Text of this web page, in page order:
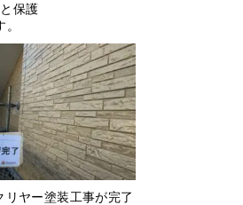
保護
リヤー塗装工事が完了